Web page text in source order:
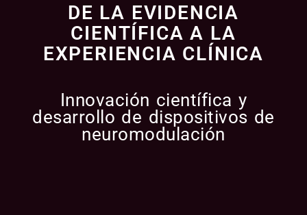
DE LA EVIDENCIA
CIENTÍFICA A LA
EXPERIENCIA CLÍNICA
Innovación científica y
desarrollo de dispositivos de
neuromodulación